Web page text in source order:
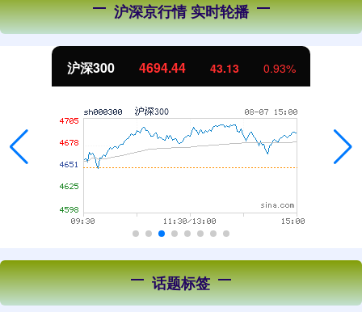
沪深京行情 实时轮播
沪深300 4694.44 43.13 0.93%
话题标签